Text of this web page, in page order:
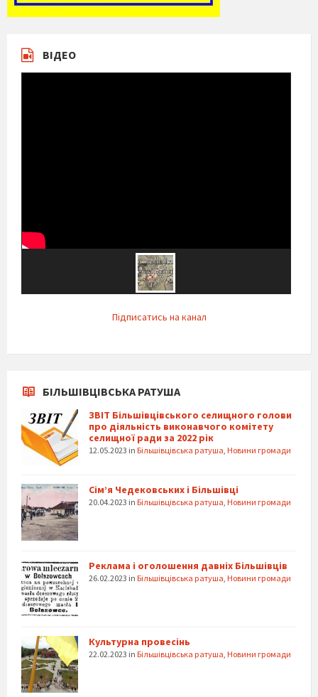
ВІДЕО
Підписатись на канал
БІЛЬШІВЦІВСЬКА РАТУША
ЗВІТ Більшівцівського селищного голови
про діяльність виконавчого комітету
селищної ради за 2022 рік
12.05.2023 in Більшівцівська ратуша, Новини громади
Сім’я Чедековських і Більшівці
20.04.2023 in Більшівцівська ратуша, Новини громади
Реклама і оголошення давніх Більшівців
26.02.2023 in Більшівцівська ратуша, Новини громади
Культурна провесінь
22.02.2023 in Більшівцівська ратуша, Новини громади